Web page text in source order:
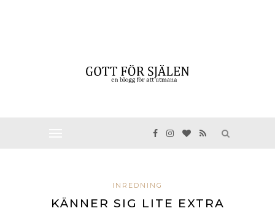
INREDNING
KÄNNER SIG LITE EXTRA